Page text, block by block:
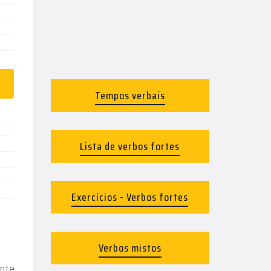
Tempos verbais
Lista de verbos fortes
Exercícios - Verbos fortes
Verbos mistos